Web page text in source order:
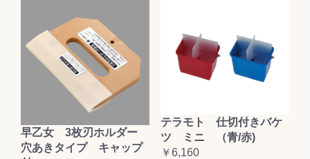
早乙女 3枚刃ホルダー
穴あきタイプ キャップ
テラモト 仕切付きバケ
ツ ミニ （青/赤)
￥6,160